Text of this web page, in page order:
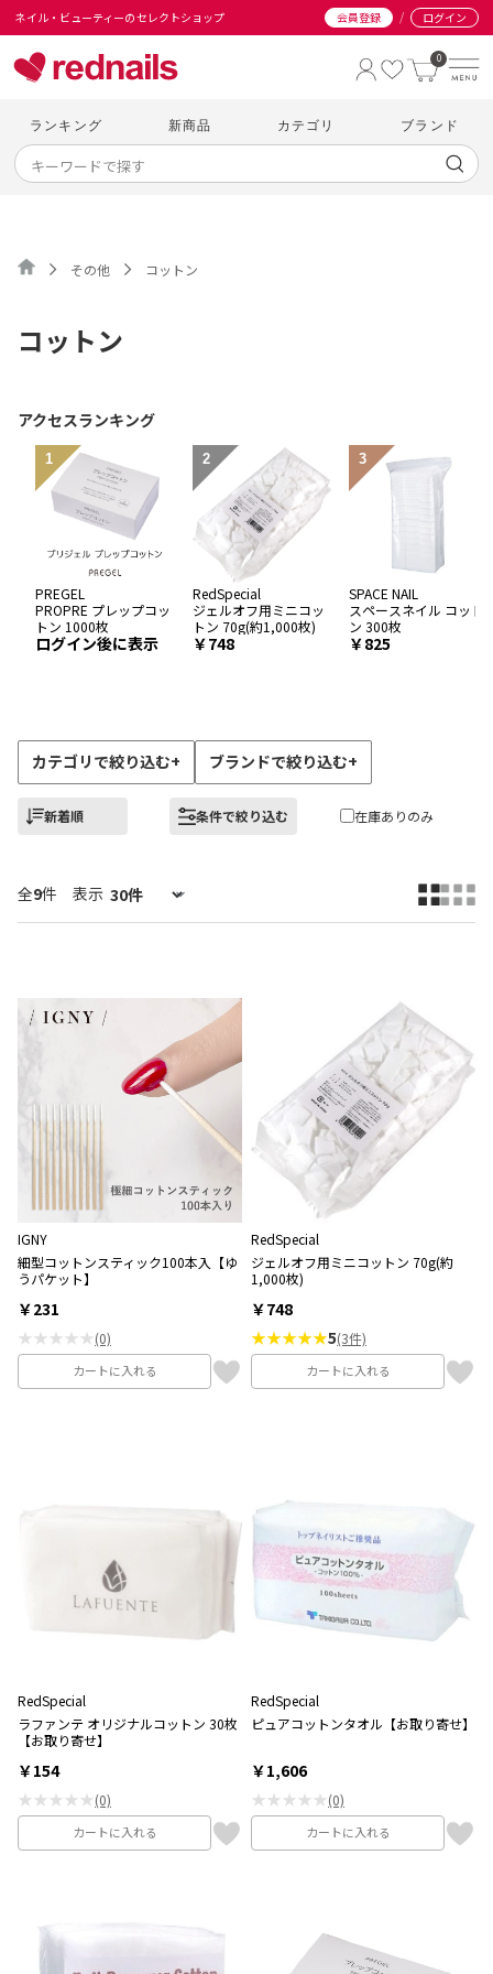
ネイル・ビューティーのセレクトショップ 会員登録 / ログイン
0
ランキング 新商品 カテゴリ ブランド
その他 コットン
コットン
アクセスランキング
PREGEL
PROPRE プレップコッ
トン 1000枚
ログイン後に表示
RedSpecial
ジェルオフ用ミニコッ
トン 70g(約1,000枚)
748
SPACE NAIL
スペースネイル コット
ン 300枚
825
カテゴリで絞り込む+ ブランドで絞り込む+
新着順 条件で絞り込む 在庫ありのみ
全9件 表示
IGNY
細型コットンスティック100本入【ゆ
うパケット】
￥231
★★★★★(0)
カートに入れる
RedSpecial
ジェルオフ用ミニコットン 70g(約
1,000枚)
￥748
★★★★★5(3件)
カートに入れる
RedSpecial
ラファンテ オリジナルコットン 30枚
【お取り寄せ】
￥154
★★★★★(0)
カートに入れる
RedSpecial
ピュアコットンタオル【お取り寄せ】
￥1,606
★★★★★(0)
カートに入れる